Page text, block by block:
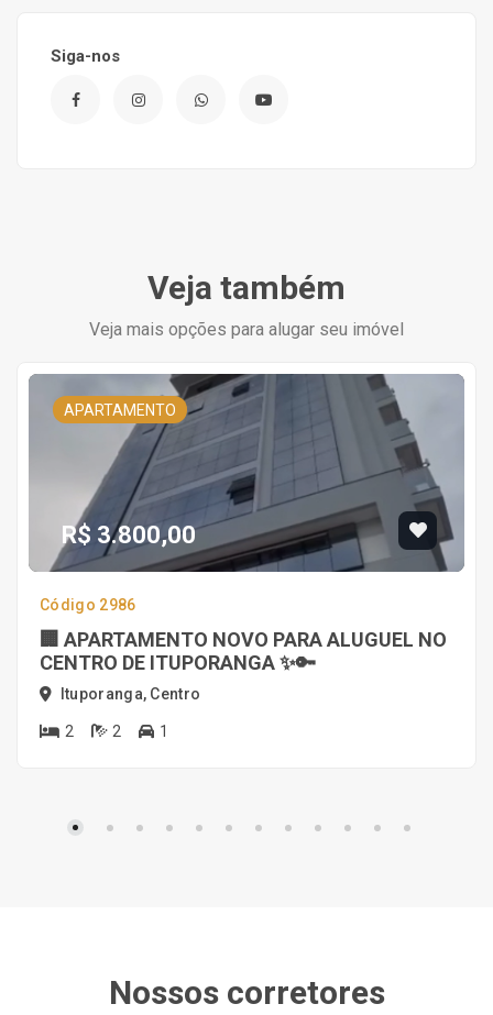
Siga-nos
Veja também
Veja mais opções para alugar seu imóvel
APARTAMENTO
R$ 3.800,00
Código 2986
🏢 APARTAMENTO NOVO PARA ALUGUEL NO
CENTRO DE ITUPORANGA ✨🔑
Ituporanga, Centro
2 2 1
Nossos corretores